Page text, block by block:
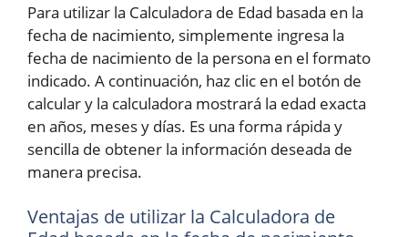
Para utilizar la Calculadora de Edad basada en la
fecha de nacimiento, simplemente ingresa la
fecha de nacimiento de la persona en el formato
indicado. A continuación, haz clic en el botón de
calcular y la calculadora mostrará la edad exacta
en años, meses y días. Es una forma rápida y
sencilla de obtener la información deseada de
manera precisa.
Ventajas de utilizar la Calculadora de